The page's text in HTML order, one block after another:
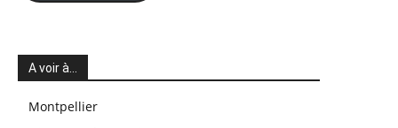
A voir à…
Montpellier